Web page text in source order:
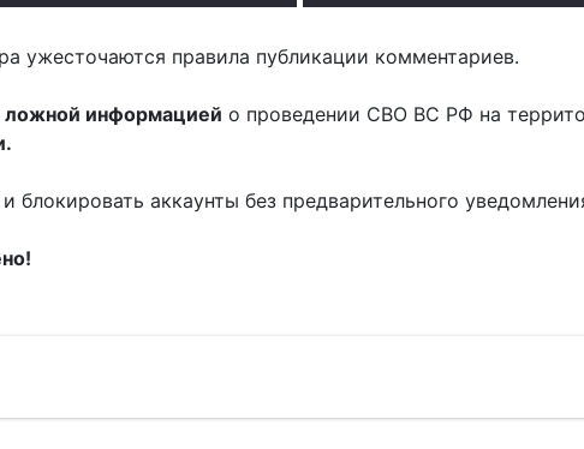
ужесточаются правила публикации комментариев.
ложной информацией о проведении СВО ВС РФ на
аккаунты без предварительного